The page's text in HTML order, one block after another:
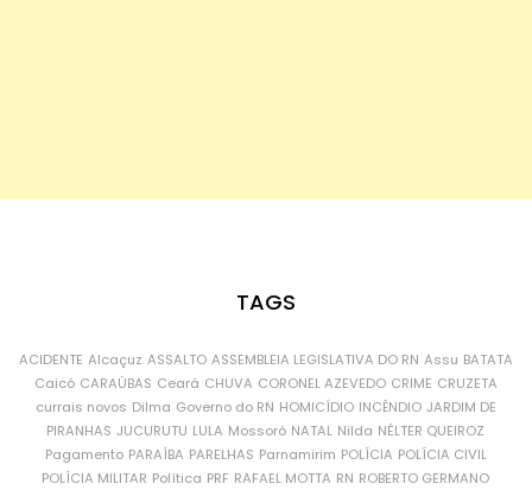
TAGS
ACIDENTE Alcaçuz ASSALTO ASSEMBLEIA LEGISLATIVA DO RN Assu BATATA
Caicó CARAÚBAS Ceará CHUVA CORONEL AZEVEDO CRIME CRUZETA
currais novos Dilma Governo do RN HOMICÍDIO INCÊNDIO JARDIM DE
PIRANHAS JUCURUTU LULA Mossoró NATAL Nilda NÉLTER QUEIROZ
Pagamento PARAÍBA PARELHAS Parnamirim POLÍCIA POLÍCIA CIVIL
POLÍCIA MILITAR Política PRF RAFAEL MOTTA RN ROBERTO GERMANO